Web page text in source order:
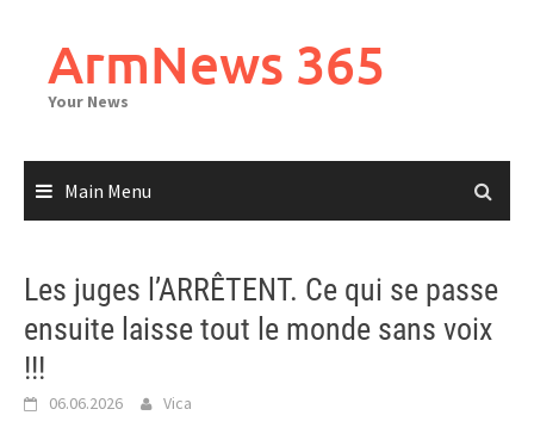
contentArmNews 365
Your News
Main Menu
Les juges l’ARRÊTENT. Ce qui se passe
ensuite laisse tout le monde sans voix
!!!
06.06.2026 Vica